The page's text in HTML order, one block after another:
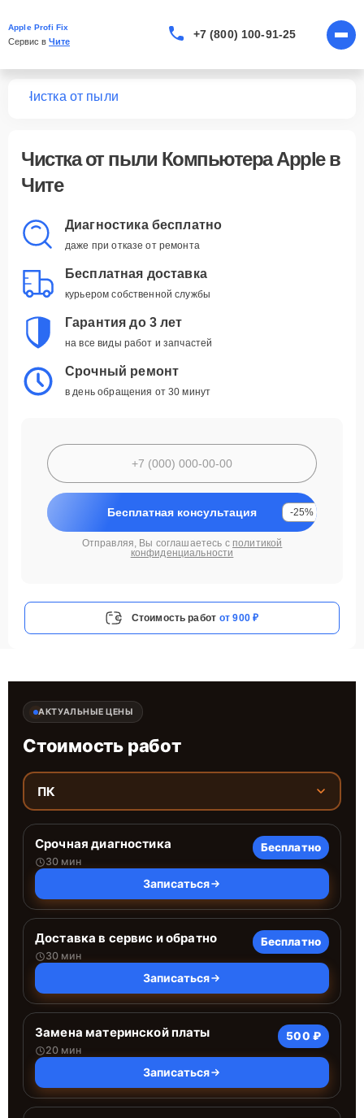
Apple Profi Fix
Сервис в Чите
+7 (800) 100-91-25
Чистка от пыли
Чистка от пыли Компьютера Apple в
Чите
Диагностика бесплатно
даже при отказе от ремонта
Бесплатная доставка
курьером собственной службы
Гарантия до 3 лет
на все виды работ и запчастей
Срочный ремонт
в день обращения от 30 минут
Бесплатная консультация -25%
Отправляя, Вы соглашаетесь с политикой
конфиденциальности
Стоимость работ от 900 ₽
АКТУАЛЬНЫЕ ЦЕНЫ
Стоимость работ
ПК
Срочная диагностика
30 мин
Бесплатно
Записаться
Доставка в сервис и обратно
30 мин
Бесплатно
Записаться
Замена материнской платы
20 мин
500 ₽
Записаться